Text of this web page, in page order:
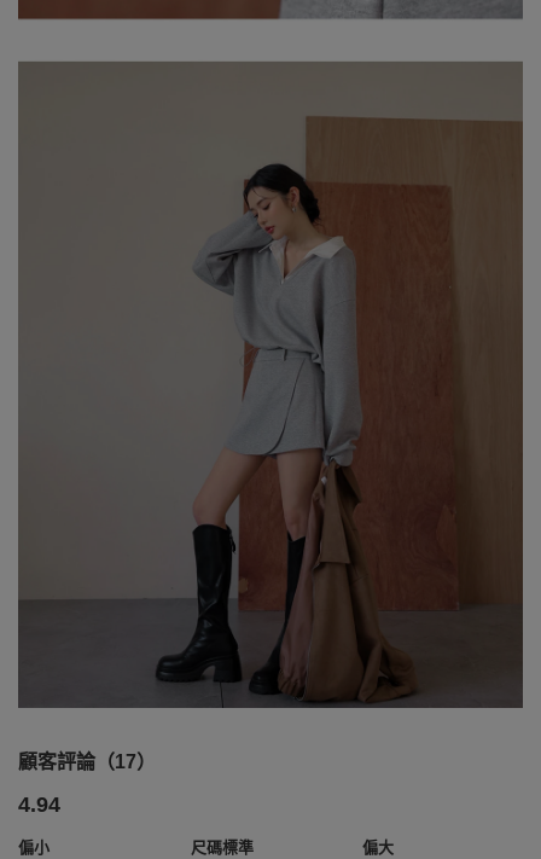
顧客評論（17）
4.94
偏小 尺碼標準 偏大